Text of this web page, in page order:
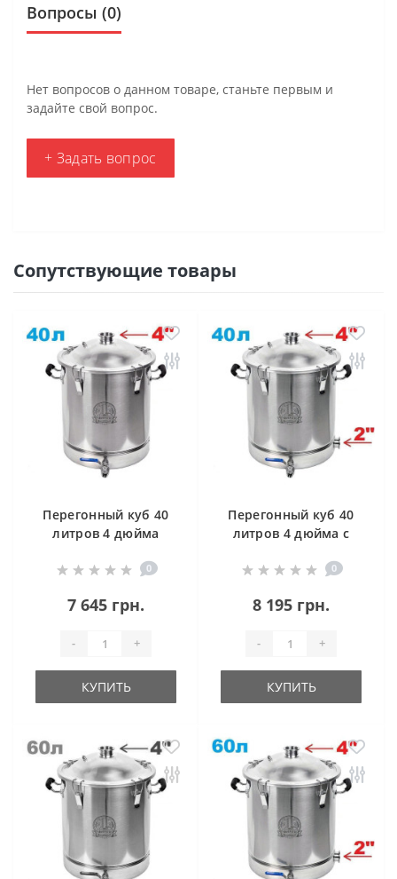
Вопросы (0)
Нет вопросов о данном товаре, станьте первым и
задайте свой вопрос.
+ Задать вопрос
Сопутствующие товары
Перегонный куб 40
литров 4 дюйма
0
7 645 грн.
- +
КУПИТЬ
Перегонный куб 40
литров 4 дюйма с
0
8 195 грн.
- +
КУПИТЬ